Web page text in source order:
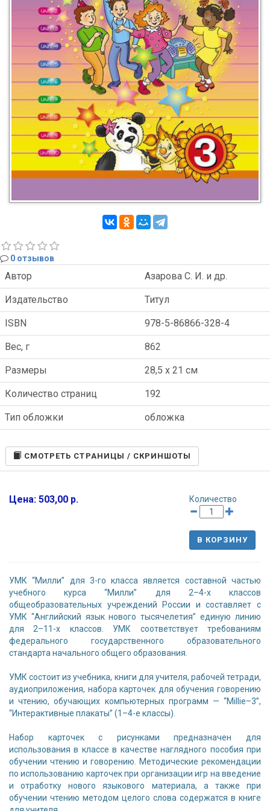
0 отзывов
Автор Азарова С. И. и др.
Издательство Титул
ISBN 978-5-86866-328-4
Вес, г 862
Размеры 28,5 x 21 см
Количество страниц 192
Тип обложки обложка
CМОТРЕТЬ СТРАНИЦЫ / СКРИНШОТЫ
Цена: 503,00 р. Количество
В КОРЗИНУ
УМК “Милли” для 3-го класса является составной частью
учебного курса “Милли” для 2–4-х классов
общеобразовательных учреждений России и составляет с
УМК “Английский язык нового тысячелетия” единую линию
для 2–11-х классов. УМК соответствует требованиям
федерального государственного образовательного
стандарта начального общего образования.
УМК состоит из учебника, книги для учителя, рабочей тетради,
аудиоприложения, набора карточек для обучения говорению
и чтению, обучающих компьютерных программ — “Millie–3”,
“Интерактивные плакаты” (1–4-е классы).
Набор карточек с рисунками предназначен для
использования в классе в качестве наглядного пособия при
обучении чтению и говорению. Методические рекомендации
по использованию карточек при организации игр на введение
и отработку нового языкового материала, а также при
обучении чтению методом целого слова содержатся в книге